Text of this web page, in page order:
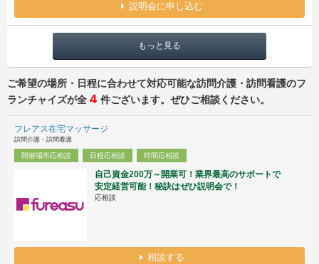
説明会に申し込む
もっと見る
ご希望の場所・日程に合わせて対応可能な訪問介護・訪問看護のフ
ランチャイズが全 4 件ございます。ぜひご相談ください。
フレアス在宅マッサージ
訪問介護・訪問看護
開催場所応相談 日程応相談 時間応相談
自己資金200万～開業可！業界最高のサポートで
安定経営可能！秘訣はぜひ説明会で！
応相談
相談する